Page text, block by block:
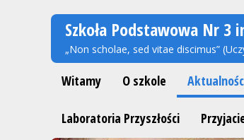
Szkoła Podstawowa Nr 3
„Non scholae, sed vitae discimus”
Witamy O szkole
Laboratoria Przyszłości